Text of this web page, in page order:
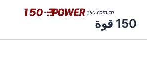
المحتوى
150 قوة